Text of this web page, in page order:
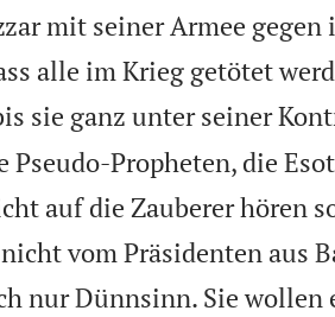
mit seiner Armee
alle im Krieg getötet
sie ganz unter seiner
Propheten, die
auf die Zauberer hören
vom Präsidenten aus
nur Dünnsinn. Sie wollen